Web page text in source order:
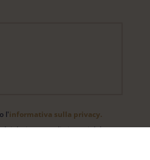
QUESTO CAMPO.
l'informativa sulla privacy.
dati personali ai sensi del